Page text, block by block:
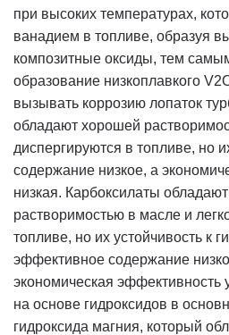
при высоких температурах,
ванадием в топливе, образуя
композитные оксиды, тем
образование низкоплавкого
вызывать коррозию лопаток
обладают хорошей
диспергируются в топливе, но
содержание низкое, а
низкая. Карбоксилаты
растворимостью в масле и
топливе, но их устойчивость к
эффективное содержание
экономическая
на основе гидроксидов в
гидроксида магния, который